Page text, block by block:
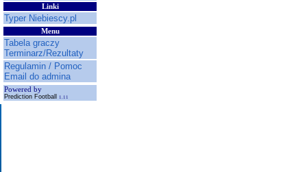
Linki
Typer Niebiescy.pl
Menu
Tabela graczy
Terminarz/Rezultaty
Regulamin / Pomoc
Email do admina
Powered by
Prediction Football 1.11